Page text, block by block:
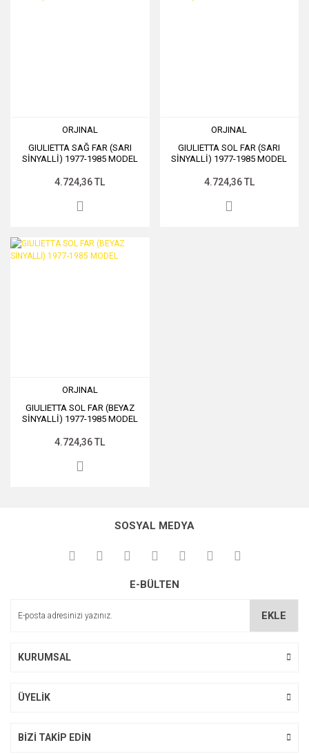
ORJINAL
GIULIETTA SAĞ FAR (SARI
SİNYALLİ) 1977-1985 MODEL
4.724,36 TL
ORJINAL
GIULIETTA SOL FAR (SARI
SİNYALLİ) 1977-1985 MODEL
4.724,36 TL
ORJINAL
GIULIETTA SOL FAR (BEYAZ
SİNYALLİ) 1977-1985 MODEL
4.724,36 TL
SOSYAL MEDYA
E-BÜLTEN
EKLE
KURUMSAL
ÜYELİK
BİZİ TAKİP EDİN